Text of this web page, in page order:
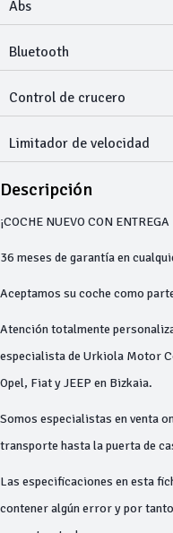
Abs
Bluetooth
Control de crucero
Limitador de velocidad
Descripción
¡COCHE NUEVO CON
36 meses de garantía en
Aceptamos su coche como
Atención totalmente
especialista de Urkiola Motor
Opel, Fiat y JEEP en Bizkaia.
Somos especialistas en venta
transporte hasta la puerta de
Las especificaciones en esta
contener algún error y por